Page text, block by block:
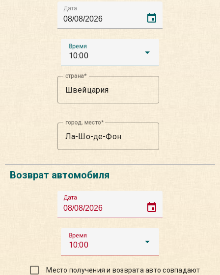
Дата
event
Время
10:00
страна
город, место
Возврат автомобиля
Дата
event
Время
10:00
Место получения и возврата авто совпадают